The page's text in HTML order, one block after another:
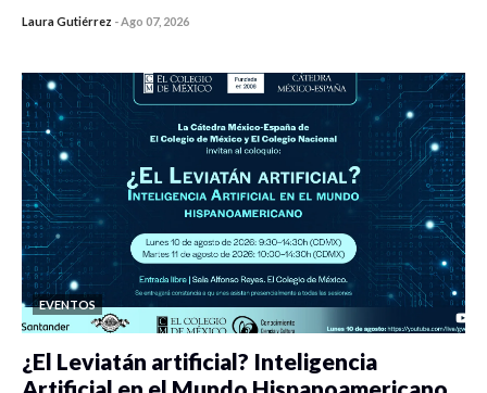
Laura Gutiérrez -Ago 07, 2026
EVENTOS
¿El Leviatán artificial? Inteligencia